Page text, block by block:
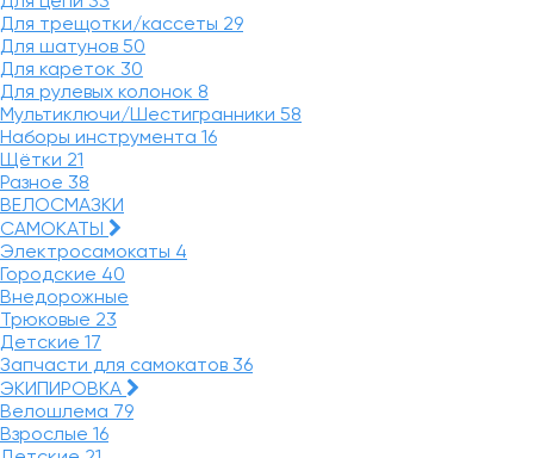
Для трещотки/кассеты 29
Для шатунов 50
Для кареток 30
Для рулевых колонок 8
Мультиключи/Шестигранники 58
Наборы инструмента 16
Щётки 21
Разное 38
ВЕЛОСМАЗКИ
САМОКАТЫ
Электросамокаты 4
Городские 40
Внедорожные
Трюковые 23
Детские 17
Запчасти для самокатов 36
ЭКИПИРОВКА
Велошлема 79
Взрослые 16